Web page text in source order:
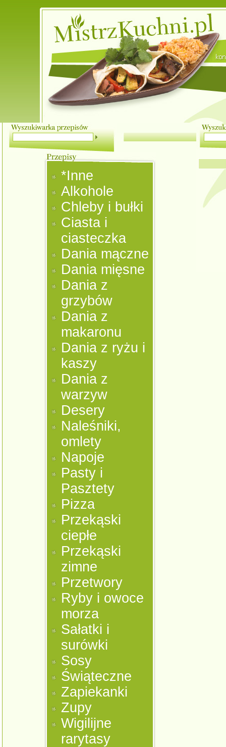
*Inne
Alkohole
Chleby i bułki
Ciasta i
ciasteczka
Dania mączne
Dania mięsne
Dania z
grzybów
Dania z
makaronu
Dania z ryżu i
kaszy
Dania z
warzyw
Desery
Naleśniki,
omlety
Napoje
Pasty i
Pasztety
Pizza
Przekąski
ciepłe
Przekąski
zimne
Przetwory
Ryby i owoce
morza
Sałatki i
surówki
Sosy
Świąteczne
Zapiekanki
Zupy
Wigilijne
rarytasy